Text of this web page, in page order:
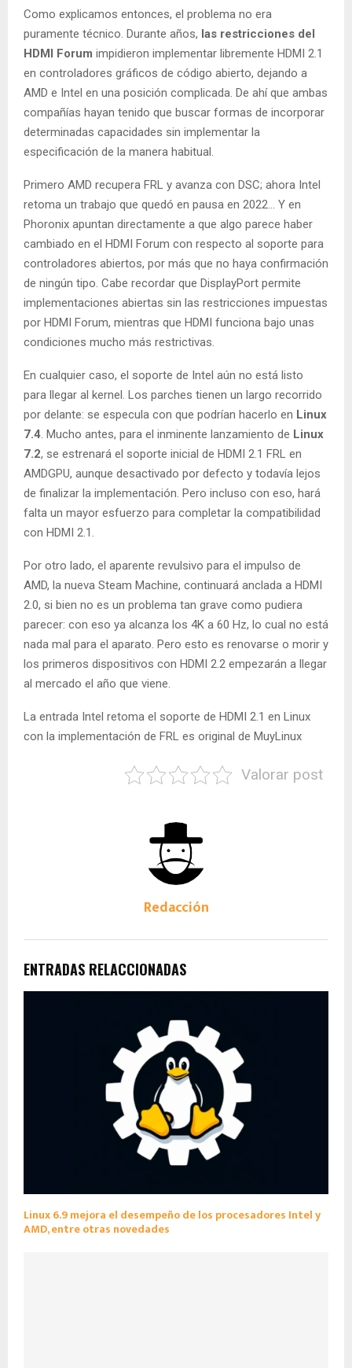
Como explicamos entonces, el problema no era
puramente técnico. Durante años, las restricciones del
HDMI Forum impidieron implementar libremente HDMI 2.1
en controladores gráficos de código abierto, dejando a
AMD e Intel en una posición complicada. De ahí que ambas
compañías hayan tenido que buscar formas de incorporar
determinadas capacidades sin implementar la
especificación de la manera habitual.
Primero AMD recupera FRL y avanza con DSC; ahora Intel
retoma un trabajo que quedó en pausa en 2022… Y en
Phoronix apuntan directamente a que algo parece haber
cambiado en el HDMI Forum con respecto al soporte para
controladores abiertos, por más que no haya confirmación
de ningún tipo. Cabe recordar que DisplayPort permite
implementaciones abiertas sin las restricciones impuestas
por HDMI Forum, mientras que HDMI funciona bajo unas
condiciones mucho más restrictivas.
En cualquier caso, el soporte de Intel aún no está listo
para llegar al kernel. Los parches tienen un largo recorrido
por delante: se especula con que podrían hacerlo en Linux
7.4 . Mucho antes, para el inminente lanzamiento de Linux
7.2, se estrenará el soporte inicial de HDMI 2.1 FRL en
AMDGPU, aunque desactivado por defecto y todavía lejos
de finalizar la implementación. Pero incluso con eso, hará
falta un mayor esfuerzo para completar la compatibilidad
con HDMI 2.1.
Por otro lado, el aparente revulsivo para el impulso de
AMD, la nueva Steam Machine, continuará anclada a HDMI
2.0, si bien no es un problema tan grave como pudiera
parecer: con eso ya alcanza los 4K a 60 Hz, lo cual no está
nada mal para el aparato. Pero esto es renovarse o morir y
los primeros dispositivos con HDMI 2.2 empezarán a llegar
al mercado el año que viene.
La entrada Intel retoma el soporte de HDMI 2.1 en Linux
con la implementación de FRL es original de MuyLinux
Valorar post
Redacción
ENTRADAS RELACCIONADAS
Linux 6.9 mejora el desempeño de los procesadores Intel y
AMD, entre otras novedades